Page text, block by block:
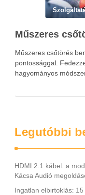
Műszeres csőtörés
pontossággal.
hagyományos
Legutóbbi
HDMI 2.1 kábel: a
Kácsa Audió
Ingatlan elbirtoklás: